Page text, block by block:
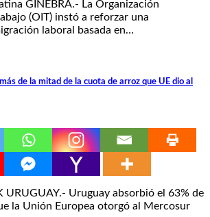
GINEBRA.- La Organización
(OIT) instó a reforzar una
laboral basada en…
de la mitad de la cuota de arroz que UE dio al
URUGUAY.- Uruguay absorbió el 63% de
la Unión Europea otorgó al Mercosur